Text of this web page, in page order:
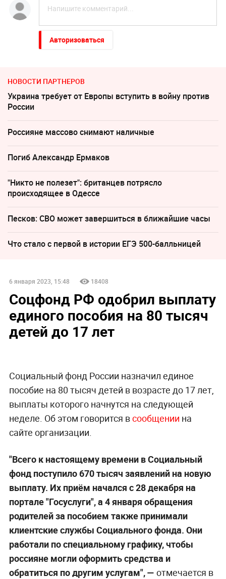
Авторизоваться
НОВОСТИ ПАРТНЕРОВ
Украина требует от Европы вступить в войну против
России
Россияне массово снимают наличные
Погиб Александр Ермаков
"Никто не полезет": британцев потрясло
происходящее в Одессе
Песков: СВО может завершиться в ближайшие часы
Что стало с первой в истории ЕГЭ 500-балльницей
6 января 2023, 15:48 18408
Соцфонд РФ одобрил выплату
единого пособия на 80 тысяч
детей до 17 лет
Социальный фонд России назначил единое
пособие на 80 тысяч детей в возрасте до 17 лет,
выплаты которого начнутся на следующей
неделе. Об этом говорится всообщении на
сайте организации.
"Всего к настоящему времени в Социальный
фонд поступило 670 тысяч заявлений на новую
выплату. Их приём начался с 28 декабря на
портале "Госуслуги", а 4 января обращения
родителей за пособием также принимали
клиентские службы Социального фонда. Они
работали по специальному графику, чтобы
россияне могли оформить средства и
обратиться по другим услугам", — отмечается в